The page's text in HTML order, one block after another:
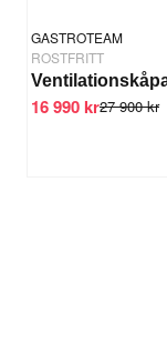
GASTROTEAM
ROSTFRITT
27 900 kr
16 990 kr